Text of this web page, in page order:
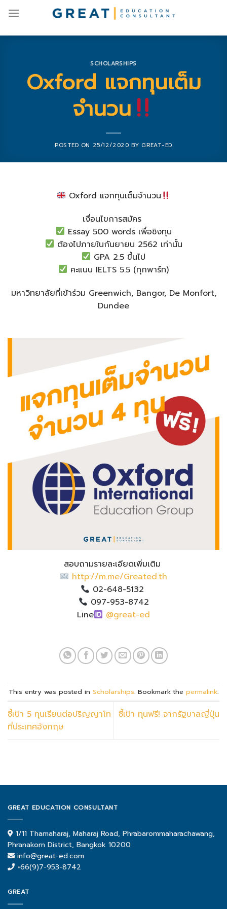
SCHOLARSHIPS
Oxford แจกทุนเต็ม
จำนวน
POSTED ON 25/12/2020 BYGREAT-ED
Oxford แจกทุนเต็มจำนวน
เงื่อนไขการสมัคร
Essay 500 words เพื่อชิงทุน
ต้องไปภายในกันยายน 2562 เท่านั้น
GPA 2.5 ขึ้นไป
คะแนน IELTS 5.5 (ทุกพาร์ท)
มหาวิทยาลัยที่เข้าร่วม Greenwich, Bangor, De Monfort,
Dundee
สอบถามรายละเอียดเพิ่มเติม
http://m.me/Greated.th
02-648-5132
097-953-8742
Line
@great-ed
This entry was posted in Scholarships. Bookmark the permalink.
ชี้เป้า 5 ทุนเรียนต่อปริญญาโท
ที่ประเทศอังกฤษ
ชี้เป้า ทุนฟรี! จากรัฐบาลญี่ปุ่น
GREAT EDUCATION CONSULTANT
1/11 Thamaharaj, Maharaj Road, Phrabarommaharachawang,
Phranakorn District, Bangkok 10200
info@great-ed.com
+66(9)7-953-8742
GREAT